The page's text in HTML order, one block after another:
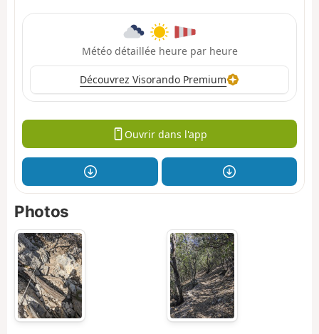
Météo détaillée heure par heure
Découvrez Visorando Premium
Ouvrir dans l'app
Photos